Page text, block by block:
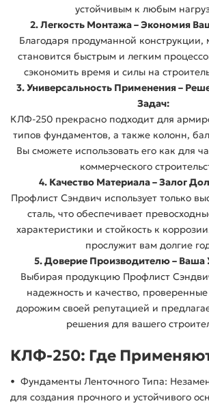
устойчивым к любым
2. Легкость Монтажа – Экономия
Благодаря продуманной
становится быстрым и легким
сэкономить время и силы на
3. Универсальность Применения –
Задач:
КЛФ-250 прекрасно подходит для
типов фундаментов, а также колонн,
Вы сможете использовать его как для
коммерческого
4. Качество Материала – Залог
Профлист Сэндвич использует только
сталь, что обеспечивает
характеристики и стойкость к
прослужит вам долгие
5. Доверие Производителю – Ваша
Выбирая продукцию Профлист
надежность и качество,
дорожим своей репутацией и
решения для вашего
КЛФ-250: Где
• Фундаменты Ленточного Типа:
для создания прочного и устойчивого